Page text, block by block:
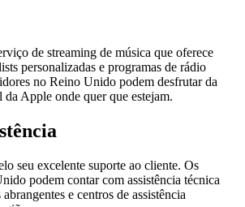
de streaming de música que oferece
personalizadas e programas de rádio
no Reino Unido podem desfrutar da
Apple onde quer que estejam.
seu excelente suporte ao cliente. Os
podem contar com assistência técnica
e centros de assistência